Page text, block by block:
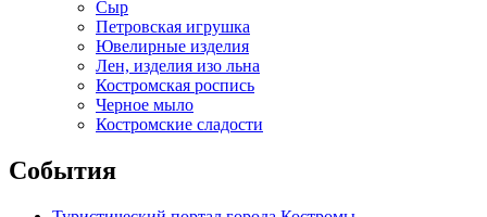
Сыр
Петровская игрушка
Ювелирные изделия
Лен, изделия изо льна
Костромская роспись
Черное мыло
Костромские сладости
События